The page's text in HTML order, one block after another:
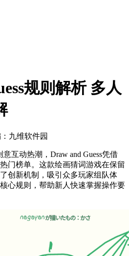
规则解析 多人
九维软件园
互动热潮，Draw and Guess凭借
门榜单。这款绘画猜词游戏在保留
创新机制，吸引众多玩家组队体
心规则，帮助新人快速掌握操作要